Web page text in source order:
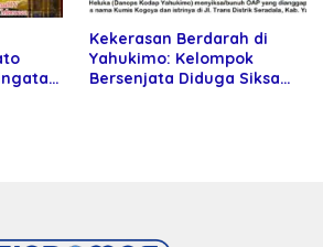
Kekerasan Berdarah di
Yahukimo: Kelompok
Bersenjata Diduga Siksa